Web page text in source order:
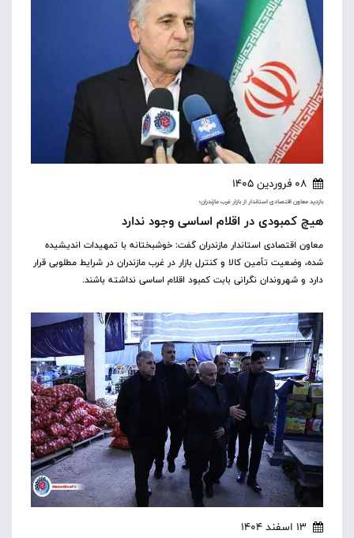
08 فروردین 1405
بازدید معاون اقتصادی استاندار از بازار غرب مازندران؛
هیچ کمبودی در اقلام اساسی وجود ندارد
معاون اقتصادی استاندار مازندران گفت: خوشبختانه با تمهیدات اندیشیده
شده، وضعیت تأمین کالا و کنترل بازار در غرب مازندران در شرایط مطلوبی قرار
دارد و شهروندان نگرانی بابت کمبود اقلام اساسی نداشته باشند.
13 اسفند 1404